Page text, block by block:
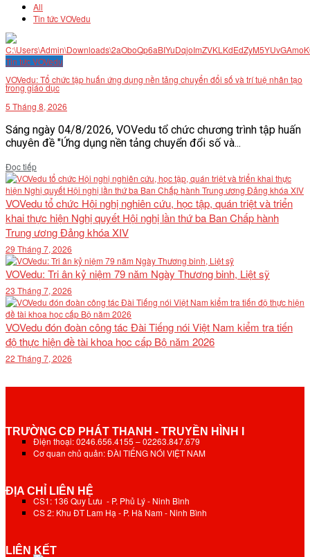
All
Tin tức VOVedu
Tin tức VOVedu
VOVedu: Tổ chức tập huấn ứng dụng nền tảng chuyển đổi số và trí tuệ nhân tạo
trong giáo dục
5 Tháng 8, 2026
Sáng ngày 04/8/2026, VOVedu tổ chức chương trình tập huấn
chuyên đề "Ứng dụng nền tảng chuyển đổi số và...
Đọc tiếpDetails
VOVedu tổ chức Hội nghị nghiên cứu, học tập, quán triệt và triển
khai thực hiện Nghị quyết Hội nghị lần thứ ba Ban Chấp hành
Trung ương Đảng khóa XIV
29 Tháng 7, 2026
VOVedu: Tri ân kỷ niệm 79 năm Ngày Thương binh, Liệt sỹ
23 Tháng 7, 2026
VOVedu đón đoàn công tác Đài Tiếng nói Việt Nam kiểm tra tiến
độ thực hiện đề tài khoa học cấp Bộ năm 2026
22 Tháng 7, 2026
TRƯỜNG CĐ PHÁT THANH - TRUYỀN HÌNH I
Điện thoại: 0246.656.4155 – 02263.847.679
Cơ quan chủ quản: ĐÀI TIẾNG NÓI VIỆT NAM
ĐỊA CHỈ LIÊN HỆ
CS1: 136 Quy Lưu - P. Phủ Lý - Ninh Bình
CS 2: Khu ĐT Lam Hạ - P. Hà Nam - Ninh Bình
LIÊN KẾT